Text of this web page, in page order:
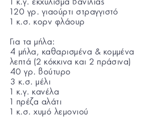
1 κ.γ. εκχύλισμα βανίλιας
120 γρ. γιαούρτι στραγγιστό
1 κ.σ. κορν φλάουρ
Για τα μήλα:
4 μήλα, καθαρισμένα & κομμένα
λεπτά (2 κόκκινα και 2 πράσινα)
40 γρ. βούτυρο
3 κ.σ. μέλι
1 κ.γ. κανέλα
1 πρέζα αλάτι
1 κ.σ. χυμό λεμονιού